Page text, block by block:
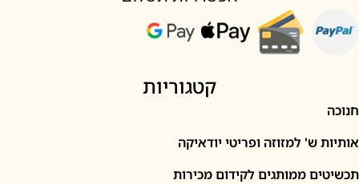
קטגוריות
למזוזה ופריטי יודאיקה
ממותגים לקידום מכירות